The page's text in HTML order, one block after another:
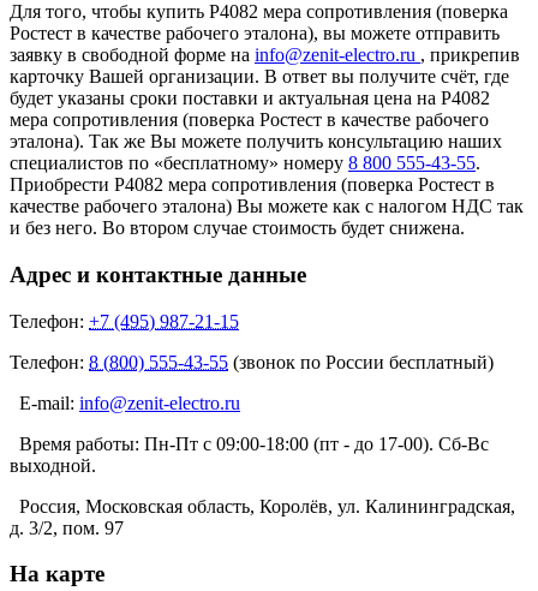
Для того, чтобы купить Р4082 мера сопротивления (поверка
Ростест в качестве рабочего эталона), вы можете отправить
заявку в свободной форме на info@zenit-electro.ru , прикрепив
карточку Вашей организации. В ответ вы получите счёт, где
будет указаны сроки поставки и актуальная цена на Р4082
мера сопротивления (поверка Ростест в качестве рабочего
эталона). Так же Вы можете получить консультацию наших
специалистов по «бесплатному» номеру 8 800 555-43-55.
Приобрести Р4082 мера сопротивления (поверка Ростест в
качестве рабочего эталона) Вы можете как с налогом НДС так
и без него. Во втором случае стоимость будет снижена.
Адрес и контактные данные
Телефон: +7 (495) 987-21-15
Телефон: 8 (800) 555-43-55 (звонок по России бесплатный)
E-mail: info@zenit-electro.ru
Время работы: Пн-Пт с 09:00-18:00 (пт - до 17-00). Сб-Вс
выходной.
Россия, Московская область, Королёв, ул. Калининградская,
д. 3/2, пом. 97
На карте